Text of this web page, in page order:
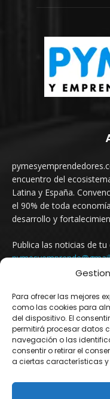
Para ofrecer las mejores
como las cookies para
del dispositivo. El
permitirá procesar datos
navegación o las
consentir o retirar el
a ciertas características y
encuentro del
Latina y España.
el 90% de toda
desarrollo y
Publica las noticias de tu